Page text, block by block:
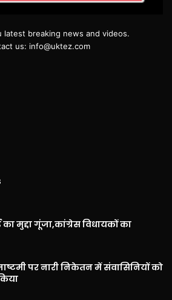
latest breaking news and videos.
us: info@uktez.com
मुद्दा गूंजा,कांग्रेस विधायकों का
पर नारी निकेतन में संवासिनियों को